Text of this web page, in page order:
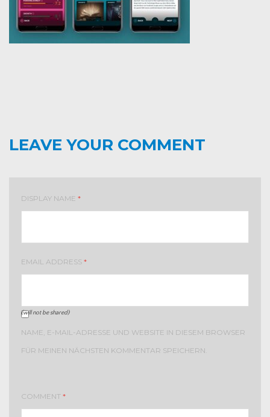
LEAVE YOUR COMMENT
DISPLAY NAME *
EMAIL ADDRESS *
(will not be shared)
NAME, E-MAIL-ADRESSE UND WEBSITE IN DIESEM BROWSER
FÜR MEINEN NÄCHSTEN KOMMENTAR SPEICHERN.
COMMENT *